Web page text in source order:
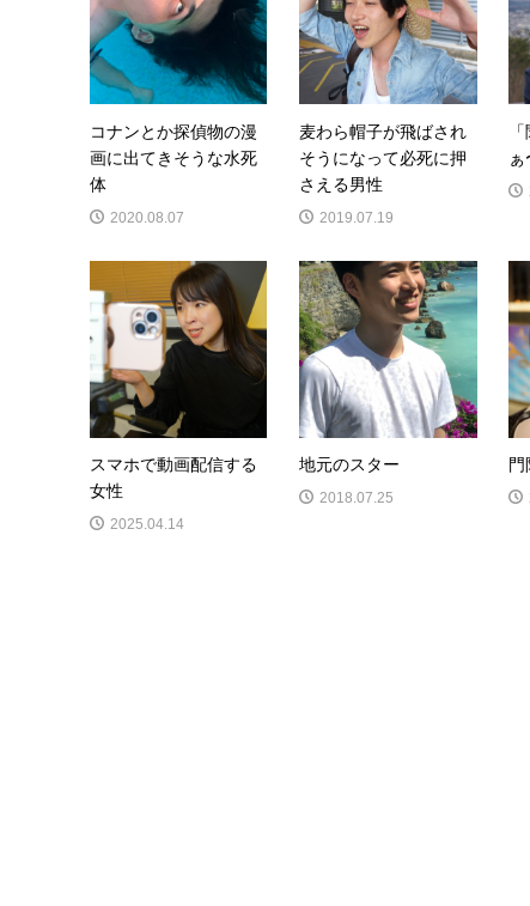
コナンとか探偵物の漫
画に出てきそうな水死
体
2020.08.07
麦わら帽子が飛ばされ
そうになって必死に押
さえる男性
2019.07.19
ぁ
スマホで動画配信する
女性
2025.04.14
地元のスター
2018.07.25